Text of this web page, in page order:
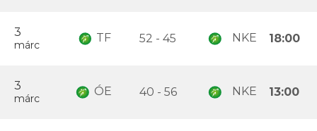
3
márc
TF 52 - 45 NKE 18:00
3
márc
ÓE 40 - 56 NKE 13:00